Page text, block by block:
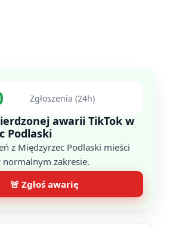
Zgłoszenia (24h)
awarii TikTok w
Podlaski
z Międzyrzec Podlaski mieści
normalnym zakresie.
🚨 Zgłoś awarię